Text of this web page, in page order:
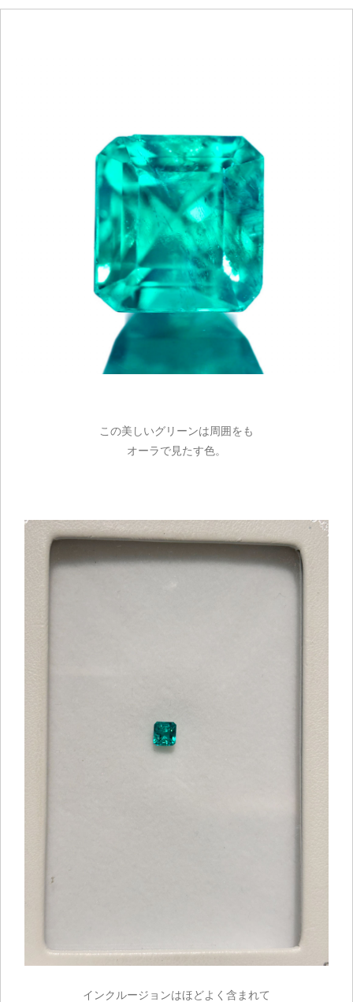
この美しいグリーンは周囲をも
オーラで見たす色。
インクルージョンはほどよく含まれて